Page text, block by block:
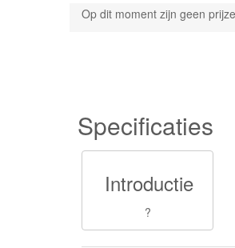
Op dit moment zijn geen
Specificaties
Introductie
?